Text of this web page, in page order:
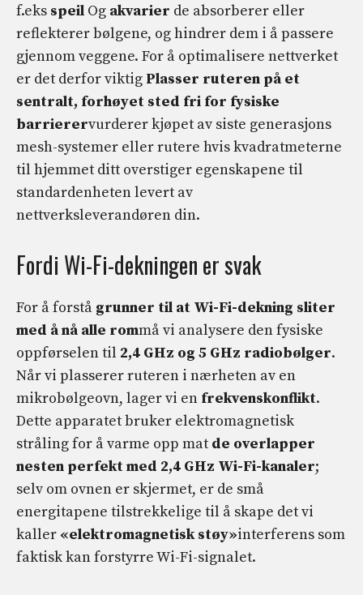
f.eks speil Og akvarier de absorberer eller
reflekterer bølgene, og hindrer dem i å passere
gjennom veggene. For å optimalisere nettverket
er det derfor viktig Plasser ruteren på et
sentralt, forhøyet sted fri for fysiske
barrierervurderer kjøpet av siste generasjons
mesh-systemer eller rutere hvis kvadratmeterne
til hjemmet ditt overstiger egenskapene til
standardenheten levert av
nettverksleverandøren din.
Fordi Wi-Fi-dekningen er svak
For å forstå grunner til at Wi-Fi-dekning sliter
med å nå alle rommå vi analysere den fysiske
oppførselen til 2,4 GHz og 5 GHz radiobølger.
Når vi plasserer ruteren i nærheten av en
mikrobølgeovn, lager vi en frekvenskonflikt.
Dette apparatet bruker elektromagnetisk
stråling for å varme opp mat de overlapper
nesten perfekt med 2,4 GHz Wi-Fi-kanaler;
selv om ovnen er skjermet, er de små
energitapene tilstrekkelige til å skape det vi
kaller «elektromagnetisk støy»interferens som
faktisk kan forstyrre Wi-Fi-signalet.